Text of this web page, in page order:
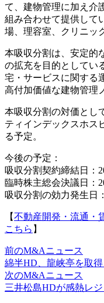
て、建物管理に加え介
組み合わせて提供して
場、理容室、クリニッ
本吸収分割は、安定的
の拡充を目的としてい
宅・サービスに関する
高付加価値な建物管理
本吸収分割の対価とし
ティインデックスホス
る予定。
今後の予定：
吸収分割契約締結日：
臨時株主総会決議日：
吸収分割の効力発生日
【不動産開発・流通・
こちら 】
前のM&Aニュース
綿半HD、龍峡亭を取
次のM&Aニュース
三井松島HDが感熱レ